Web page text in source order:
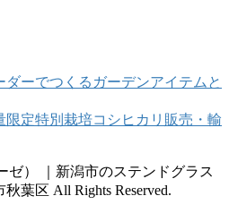
ゼ） ｜新潟市のステンドグラス
葉区 All Rights Reserved.